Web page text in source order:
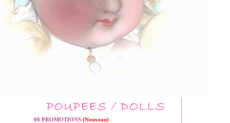
00 PROMOTIONS (Nouveau)